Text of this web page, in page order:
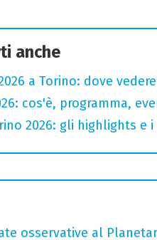
anche
a Torino: dove
cos'è, programma,
2026: gli highlights e
osservative al